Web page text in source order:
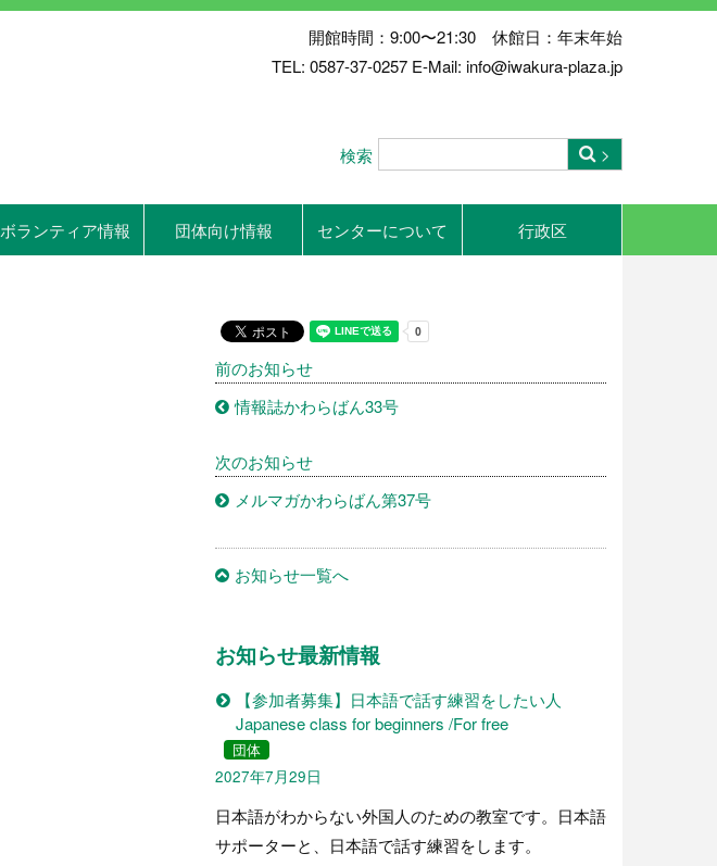
開館時間：9:00〜21:30 休館日：年末年始
TEL: 0587-37-0257 E-Mail: info@iwakura-plaza.jp
検索
ボランティア情報 団体向け情報 センターについて 行政区
前のお知らせ
情報誌かわらばん33号
次のお知らせ
メルマガかわらばん第37号
お知らせ一覧へ
お知らせ最新情報
【参加者募集】日本語で話す練習をしたい人
Japanese class for beginners /For free
団体
2027年7月29日
日本語がわからない外国人のための教室です。日本語
サポーターと、日本語で話す練習をします。